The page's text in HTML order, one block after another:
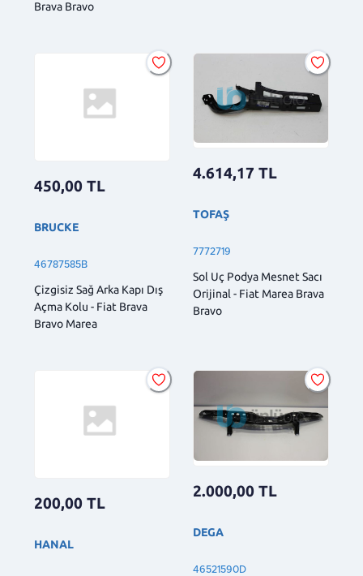
Brava Bravo
450,00 TL
BRUCKE
46787585B
Çizgisiz Sağ Arka Kapı Dış
Açma Kolu - Fiat Brava
Bravo Marea
4.614,17 TL
TOFAŞ
7772719
Sol Uç Podya Mesnet Sacı
Orijinal - Fiat Marea Brava
Bravo
200,00 TL
HANAL
2.000,00 TL
DEGA
46521590D